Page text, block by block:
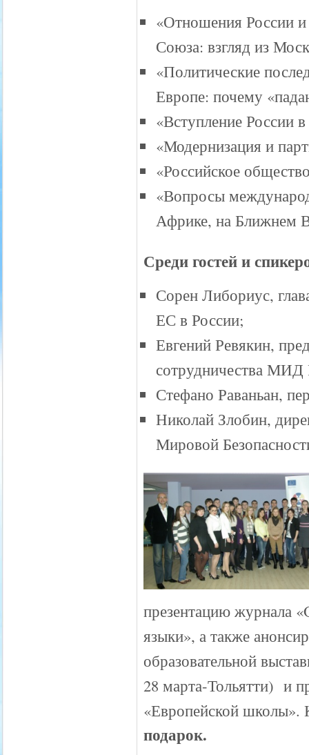
«Отношения России и
Союза: взгляд из
«Политические
Европе: почему
«Вступление России
«Модернизация и
«Российское
«Вопросы
Африке, на Ближнем
Среди гостей и
Сорен Либориус,
ЕС в России;
Евгений Ревякин,
сотрудничества
Стефано Раваньан,
Николай Злобин,
Мировой
презентацию журнала
языки», а также
образовательной
28 марта-Тольятти) и
«Европейской
подарок.